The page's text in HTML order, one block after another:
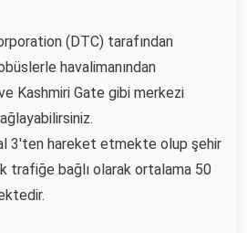
(DTC) tarafından
havalimanından
Kashmiri Gate gibi merkezi
3'ten hareket etmekte olup şehir
trafiğe bağlı olarak ortalama 50